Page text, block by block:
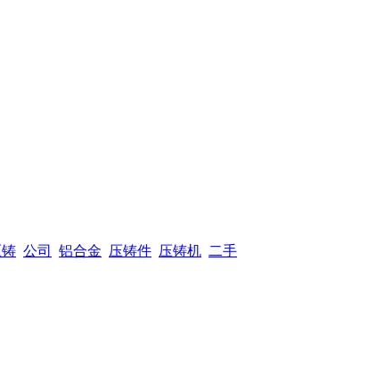
公司 铝合金 压铸件 压铸机 二手